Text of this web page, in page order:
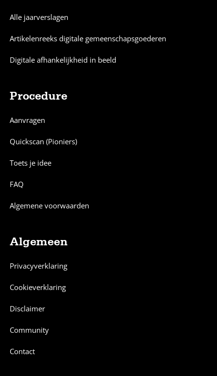
Alle jaarverslagen
Artikelenreeks digitale gemeenschapsgoederen
Digitale afhankelijkheid in beeld
Procedure
Aanvragen
Quickscan (Pioniers)
Toets je idee
FAQ
Algemene voorwaarden
Algemeen
Privacyverklaring
Cookieverklaring
Disclaimer
Community
Contact